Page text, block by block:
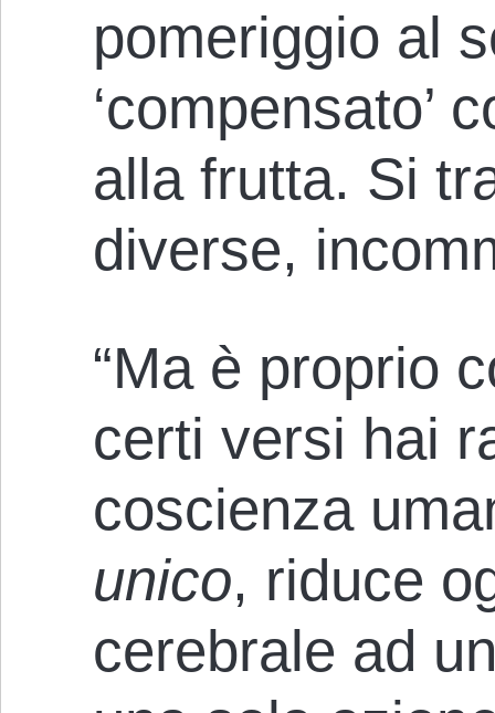
pomeriggio al
‘compensato’
alla frutta. Si
diverse,
“Ma è proprio
certi versi hai
coscienza
unico, riduce
cerebrale ad